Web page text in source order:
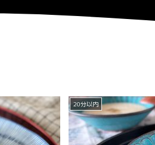
20分以内